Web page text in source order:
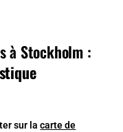
à Stockholm :
sur lacarte de